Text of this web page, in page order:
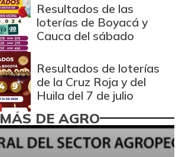
Resultados de las
loterías de Boyacá y
Cauca del sábado
Resultados de loterías
de la Cruz Roja y del
Huila del 7 de julio
MÁS DE AGRO